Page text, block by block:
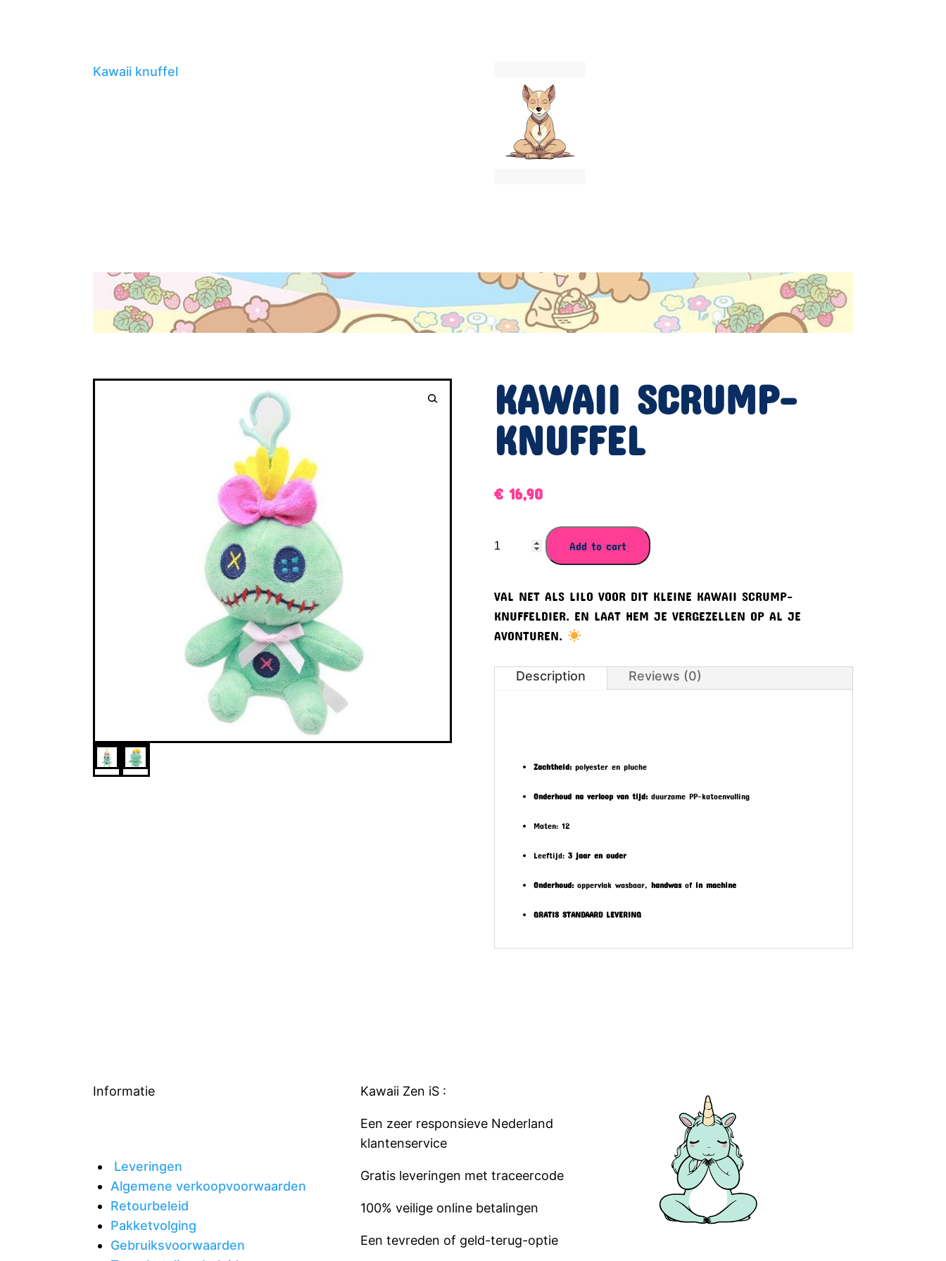
Kawaii knuffel
KAWAII SCRUMP-
KNUFFEL
€16,90
KAWAII
SCRUMP-
quantity
Add to cart
VAL NET ALS LILO VOOR DIT KLEINE KAWAII SCRUMP-
KNUFFELDIER. EN LAAT HEM JE VERGEZELLEN OP AL JE
AVONTUREN.
Description Reviews (0)
Zachtheid:polyester en pluche
Onderhoud na verloop van tijd:duurzame PP-katoenvulling
Maten: 12
Leeftijd: 3 jaar en ouder
Onderhoud:oppervlak wasbaar, handwasof in machine
GRATIS STANDAARD LEVERING
Informatie
Leveringen
Algemene verkoopvoorwaarden
Retourbeleid
Pakketvolging
Gebruiksvoorwaarden
Kawaii Zen iS :
Een zeer responsieve Nederland
klantenservice
Gratis leveringen met traceercode
100% veilige online betalingen
Een tevreden of geld-terug-optie